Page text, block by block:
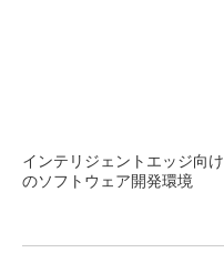
インテリジェントエッジ向け
のソフトウェア開発環境